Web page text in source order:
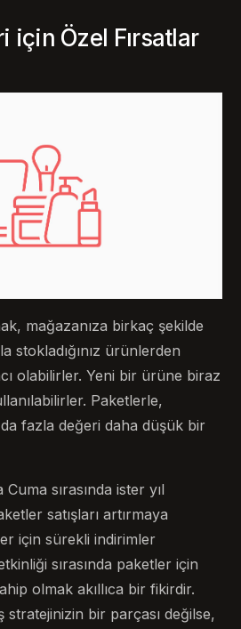
için Özel Fırsatlar
mağazanıza birkaç şekilde
stokladığınız ürünlerden
olabilirler. Yeni bir ürüne biraz
Paketlerle,
fazla değeri daha düşük bir
sırasında ister yıl
satışları artırmaya
için sürekli indirimler
sırasında paketler için
olmak akıllıca bir fikirdir.
stratejinizin bir parçası değilse,